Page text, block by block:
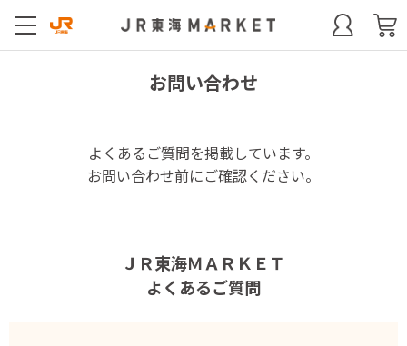
お問い合わせ
よくあるご質問を掲載しています。
お問い合わせ前にご確認ください。
ＪＲ東海ＭＡＲＫＥＴ
よくあるご質問